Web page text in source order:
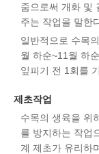
줌으로써 개화 및
주는 작업을 말한
일반적으로 수목
월 하순~11월 하
잎피기 전 1회를
제초작업
수목의 생육을 위
를 방지하는 작업
계 제초가 유리하